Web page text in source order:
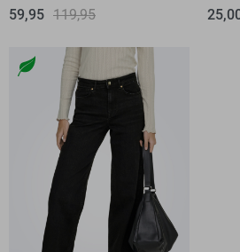
59,95 119,95